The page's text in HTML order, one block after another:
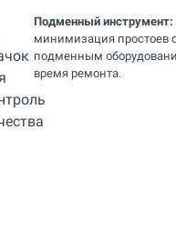
Подменный инструмент:
минимизация простоев
подменным
время ремонта.